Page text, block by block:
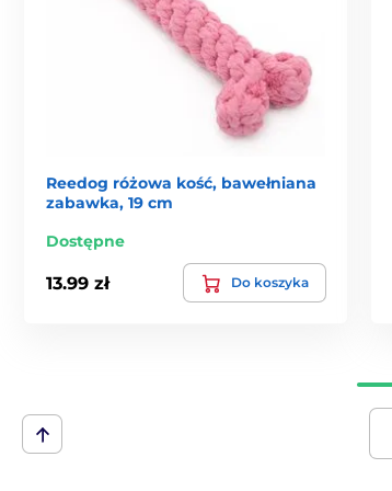
Reedog różowa kość, bawełniana
zabawka, 19 cm
Dostępne
13.99 zł Do koszyka